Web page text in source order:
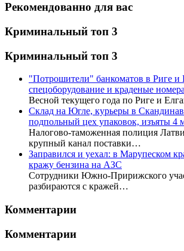
Рекомендованно для вас
Криминальный топ 3
Криминальный топ 3
"Потрошители" банкоматов в Риге и
спецоборудование и краденые
Весной текущего года по Риге и
Склад на Югле, курьеры в
подпольный цех упаковок, изъяты 4
Налогово-таможенная полиция
крупный канал поставки…
Заправился и уехал: в Марупеском
кражу бензина на АЗС
Сотрудники Южно-Пририжского
разбираются с кражей…
Комментарии
Комментарии